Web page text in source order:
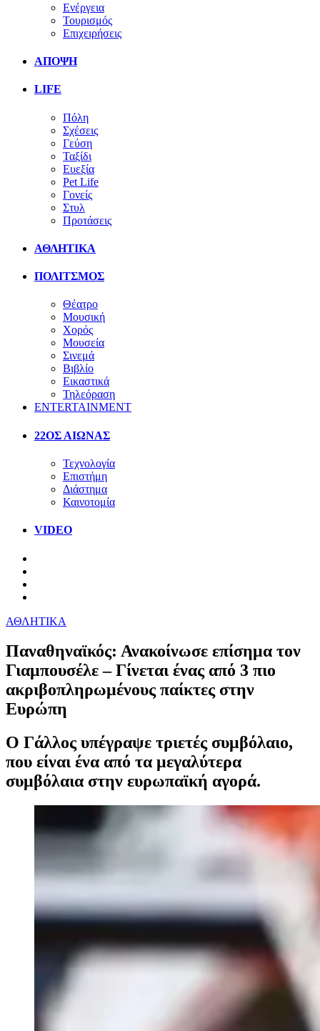
Ενέργεια
Τουρισμός
Επιχειρήσεις
ΑΠΟΨΗ
LIFE
Πόλη
Σχέσεις
Γεύση
Ταξίδι
Ευεξία
Pet Life
Γονείς
Στυλ
Προτάσεις
ΑΘΛΗΤΙΚΑ
ΠΟΛΙΤΣΜΟΣ
Θέατρο
Μουσική
Χορός
Μουσεία
Σινεμά
Βιβλίο
Εικαστικά
Τηλεόραση
ENTERTAINMENT
22ΟΣ ΑΙΩΝΑΣ
Τεχνολογία
Επιστήμη
Διάστημα
Καινοτομία
VIDEO
ΑΘΛΗΤΙΚΑ
Παναθηναϊκός: Ανακοίνωσε επίσημα τον
Γιαμπουσέλε – Γίνεται ένας από 3 πιο
ακριβοπληρωμένους παίκτες στην
Ευρώπη
Ο Γάλλος υπέγραψε τριετές συμβόλαιο,
που είναι ένα από τα μεγαλύτερα
συμβόλαια στην ευρωπαϊκή αγορά.